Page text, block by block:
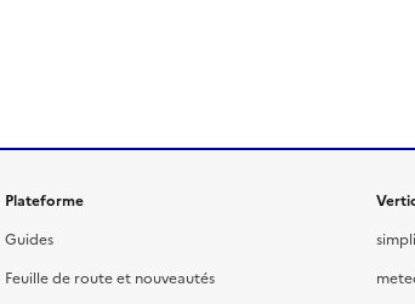
Plateforme
Guides
Feuille de route et nouveautés